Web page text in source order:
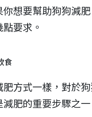
你想要幫助狗狗減
要求。
食
肥方式一樣，對於
肥的重要步驟之一